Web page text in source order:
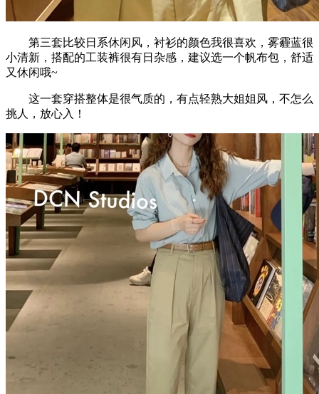
第三套比较日系休闲风，衬衫的颜色我很喜欢，雾霾蓝很
小清新，搭配的工装裤很有日杂感，建议选一个帆布包，舒适
又休闲哦~
这一套穿搭整体是很气质的，有点轻熟大姐姐风，不怎么
挑人，放心入！